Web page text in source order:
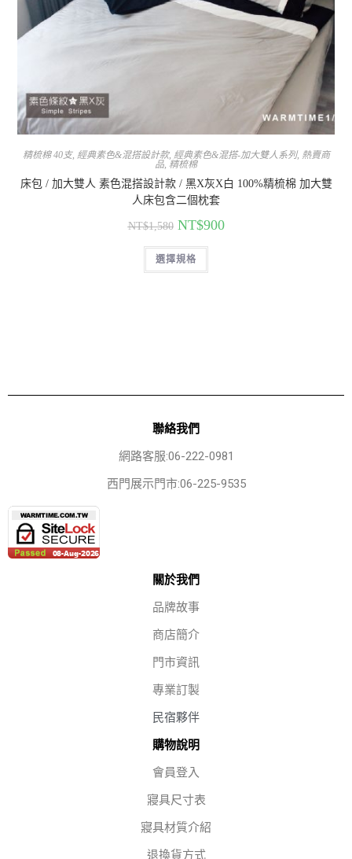
精梳棉 40支, 經典素色&混搭設計款, 經典素色&混搭-加大雙人系列, 熱賣商
品, 精梳棉
床包 / 加大雙人 素色混搭設計款 / 黑X灰X白 100%精梳棉 加大雙
人床包含二個枕套
NT$1,580 NT$900
選擇規格
聯絡我們
網路客服:06-222-0981
西門展示門市:06-225-9535
關於我們
品牌故事
商店簡介
門市資訊
專業訂製
民宿夥伴
購物說明
會員登入
寢具尺寸表
寢具材質介紹
退換貨方式